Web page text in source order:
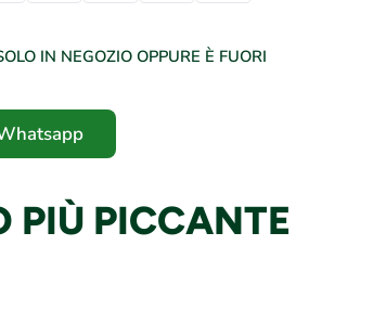
IN NEGOZIO OPPURE È FUORI
PIÙ PICCANTE